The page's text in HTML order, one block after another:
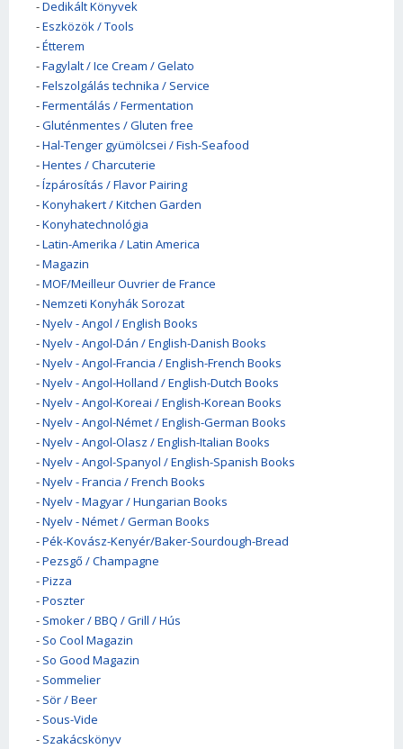
-Dedikált Könyvek
-Eszközök / Tools
-Étterem
-Fagylalt / Ice Cream / Gelato
-Felszolgálás technika / Service
-Fermentálás / Fermentation
-Gluténmentes / Gluten free
-Hal-Tenger gyümölcsei / Fish-Seafood
-Hentes / Charcuterie
-Ízpárosítás / Flavor Pairing
-Konyhakert / Kitchen Garden
-Konyhatechnológia
-Latin-Amerika / Latin America
-Magazin
-MOF/Meilleur Ouvrier de France
-Nemzeti Konyhák Sorozat
-Nyelv - Angol / English Books
-Nyelv - Angol-Dán / English-Danish Books
-Nyelv - Angol-Francia / English-French Books
-Nyelv - Angol-Holland / English-Dutch Books
-Nyelv - Angol-Koreai / English-Korean Books
-Nyelv - Angol-Német / English-German Books
-Nyelv - Angol-Olasz / English-Italian Books
-Nyelv - Angol-Spanyol / English-Spanish Books
-Nyelv - Francia / French Books
-Nyelv - Magyar / Hungarian Books
-Nyelv - Német / German Books
-Pék-Kovász-Kenyér/Baker-Sourdough-Bread
-Pezsgő / Champagne
-Pizza
-Poszter
- Smoker / BBQ / Grill / Hús
- So Cool Magazin
- So Good Magazin
- Sommelier
- Sör / Beer
- Sous-Vide
- Szakácskönyv